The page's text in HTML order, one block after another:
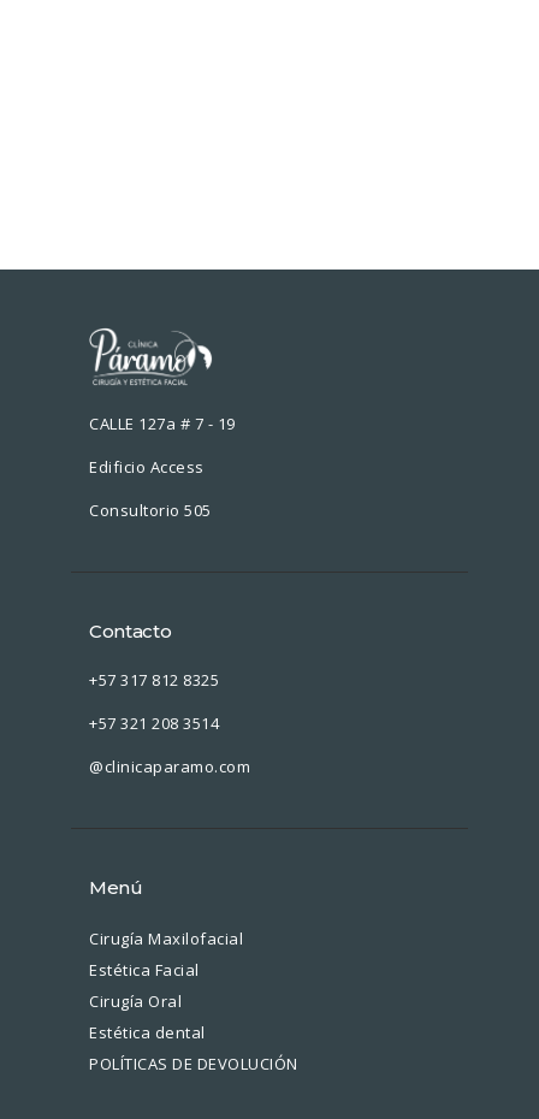
CALLE 127a # 7 - 19
Edificio Access
Consultorio 505
Contacto
+57 317 812 8325
+57 321 208 3514
@clinicaparamo.com
Menú
Cirugía Maxilofacial
Estética Facial
Cirugía Oral
Estética dental
POLÍTICAS DE DEVOLUCIÓN